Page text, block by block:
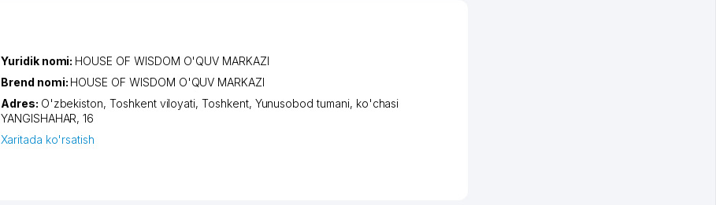
Yuridik nomi: HOUSE OF WISDOM O'QUV MARKAZI
Brend nomi: HOUSE OF WISDOM O'QUV MARKAZI
Adres: O'zbekiston,Toshkent viloyati,Toshkent, Yunusobod tumani, ko'chasi
YANGISHAHAR, 16
Xaritada ko'rsatish